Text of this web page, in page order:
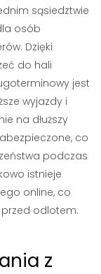
sąsiedztwie
osób
Dzięki
do hali
jest
wyjazdy i
na dłuższy
co
podczas
istnieje
online, co
odlotem.
z